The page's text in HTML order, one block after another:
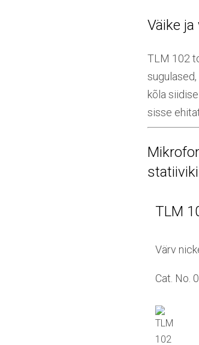
Väike
TLM 102
kõla
sisse
TLM
Värv
Cat. No.